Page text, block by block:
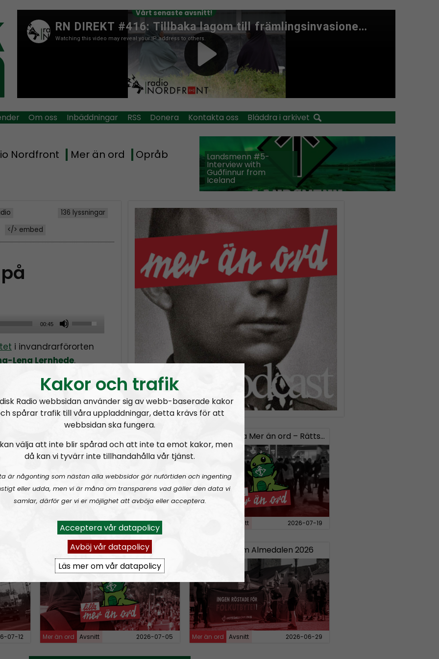
Vårt senaste avsnitt!
Om oss Inbäddningar RSS Donera Kontakta oss Bläddra i arkivet
Nordfront Mer än ord Opråb Landsmenn #5-
Interview with
Guðfinnur from
Iceland
136 lyssningar
</> embed
00:45
U
e
U
/
D
o
w
n
A
r
o
k
e
y
s
t
i
c
i invandrarförorten
Lena Lernhede.
Komarken-bor
Mer än ord Avsnitt 2026-07-27
Lilla Mer än ord – Rättsväsendet & politiska fångar
Avsnitt 2026-07-19
07-12
MÄO#321:Lilla Mer än ord
Mer än ord Avsnitt 2026-07-05
Om Almedalen 2026
Mer än ord Avsnitt 2026-06-29
Kakor och trafik
Radio webbsidan använder sig av webb-baserade kakor
spårar trafik till våra uppladdningar, detta krävs för att
webbsidan ska fungera.
välja att inte blir spårad och att inte ta emot kakor, men
då kan vi tyvärr inte tillhandahålla vår tjänst.
är någonting som nästan alla webbsidor gör nuförtiden och ingenting
eller udda, men vi är måna om transparens vad gäller den data vi
samlar, därför ger vi er möjlighet att avböja eller acceptera.
Acceptera vår datapolicy
Avböj vår datapolicy
Läs mer om vår datapolicy